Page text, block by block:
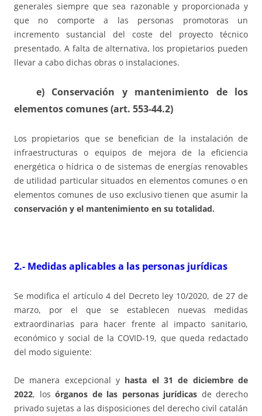
generales siempre que sea razonable y proporcionada y
que no comporte a las personas promotoras un
incremento sustancial del coste del proyecto técnico
presentado. A falta de alternativa, los propietarios pueden
llevar a cabo dichas obras o instalaciones.
e) Conservación y mantenimiento de los
elementos comunes (art. 553-44.2)
Los propietarios que se benefician de la instalación de
infraestructuras o equipos de mejora de la eficiencia
energética o hídrica o de sistemas de energías renovables
de utilidad particular situados en elementos comunes o en
elementos comunes de uso exclusivo tienen que asumir la
conservación y el mantenimiento en su totalidad.
2.- Medidas aplicables a las personas jurídicas
Se modifica el artículo 4 del Decreto ley 10/2020, de 27 de
marzo, por el que se establecen nuevas medidas
extraordinarias para hacer frente al impacto sanitario,
económico y social de la COVID-19, que queda redactado
del modo siguiente:
De manera excepcional y hasta el 31 de diciembre de
2022, los órganos de las personas jurídicas de derecho
privado sujetas a las disposiciones del derecho civil catalán